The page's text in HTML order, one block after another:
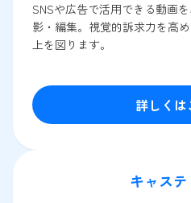
SNSや広告で活用できる動画
影・編集。視覚的訴求力を高
上を図ります。
詳しくは
キャス